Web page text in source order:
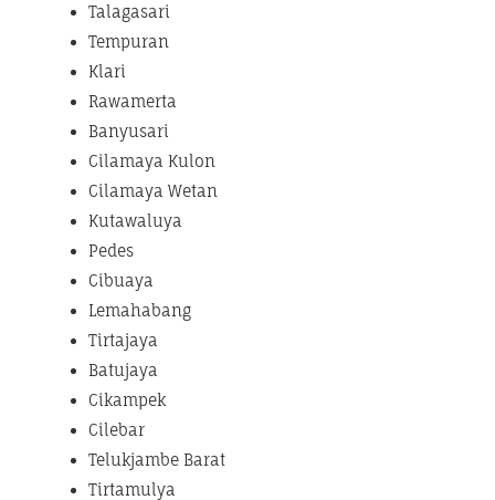
Talagasari
Tempuran
Klari
Rawamerta
Banyusari
Cilamaya Kulon
Cilamaya Wetan
Kutawaluya
Pedes
Cibuaya
Lemahabang
Tirtajaya
Batujaya
Cikampek
Cilebar
Telukjambe Barat
Tirtamulya